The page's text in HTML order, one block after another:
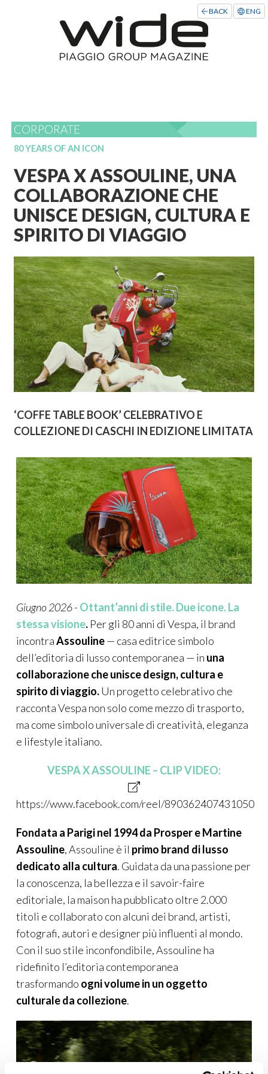
ENG
BACK
CORPORATE
80 YEARS OF AN ICON
VESPA X ASSOULINE, UNA
COLLABORAZIONE CHE
UNISCE DESIGN, CULTURA E
SPIRITO DI VIAGGIO
‘COFFE TABLE BOOK’ CELEBRATIVO E
COLLEZIONE DI CASCHI IN EDIZIONE LIMITATA
Giugno 2026 - Ottant’anni di stile. Due icone. La
stessa visione. Per gli 80 anni di Vespa, il brand
incontraAssouline— casa editrice simbolo
dell’editoria di lusso contemporanea — in una
collaborazione che unisce design, cultura e
spirito di viaggio. Un progetto celebrativo che
racconta Vespa non solo come mezzo di trasporto,
ma come simbolo universale di creatività, eleganza
e lifestyle italiano.
VESPA X ASSOULINE – CLIP VIDEO:
https://www.facebook.com/reel/890362407431050
Fondata a Parigi nel 1994 da Prosper e Martine
Assouline, Assouline è il primo brand di lusso
dedicato alla cultura. Guidata da una passione per
la conoscenza, la bellezza e il savoir-faire
editoriale, la maison ha pubblicato oltre 2.000
titoli e collaborato con alcuni dei brand, artisti,
fotografi, autori e designer più influenti al mondo.
Con il suo stile inconfondibile, Assouline ha
ridefinito l’editoria contemporanea
trasformando ogni volume in un oggetto
culturale da collezione.